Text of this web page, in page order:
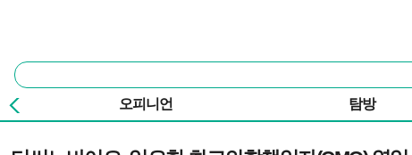
통
합
검
색
오피니언 탐방